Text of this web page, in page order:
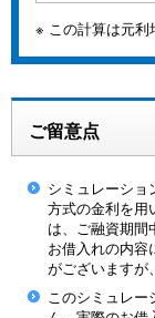
※ この計算は元利
ご留意点
シミュレーショ
方式の金利を用
は、ご融資期間
お借入れの内容
がございますが
このシミュレー